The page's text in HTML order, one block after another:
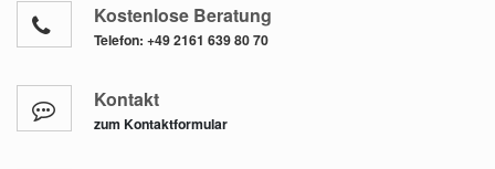
Kostenlose Beratung
Telefon: +49 2161 639 80 70
Kontakt
zum Kontaktformular